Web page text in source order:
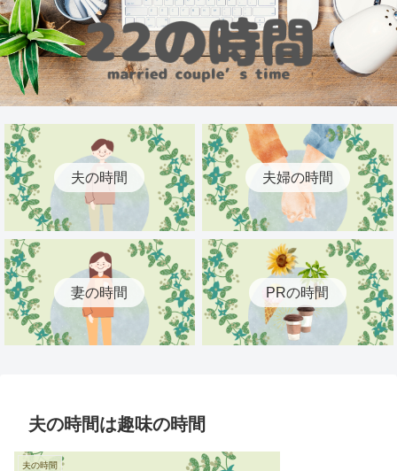
夫の時間 夫婦の時間
妻の時間 PRの時間
夫の時間は趣味の時間
夫の時間